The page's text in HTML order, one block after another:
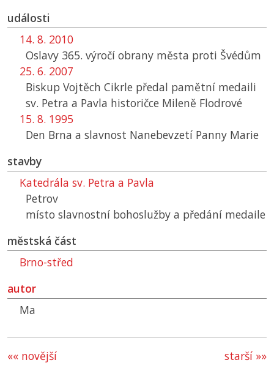
události
14. 8. 2010
Oslavy 365. výročí obrany města proti Švédům
25. 6. 2007
Biskup Vojtěch Cikrle předal pamětní medaili
sv. Petra a Pavla historičce Mileně Flodrové
15. 8. 1995
Den Brna a slavnost Nanebevzetí Panny Marie
stavby
Katedrála sv. Petra a Pavla
Petrov
místo slavnostní bohoslužby a předání medaile
městská část
Brno-střed
autor
Ma
starší »»
«« novější